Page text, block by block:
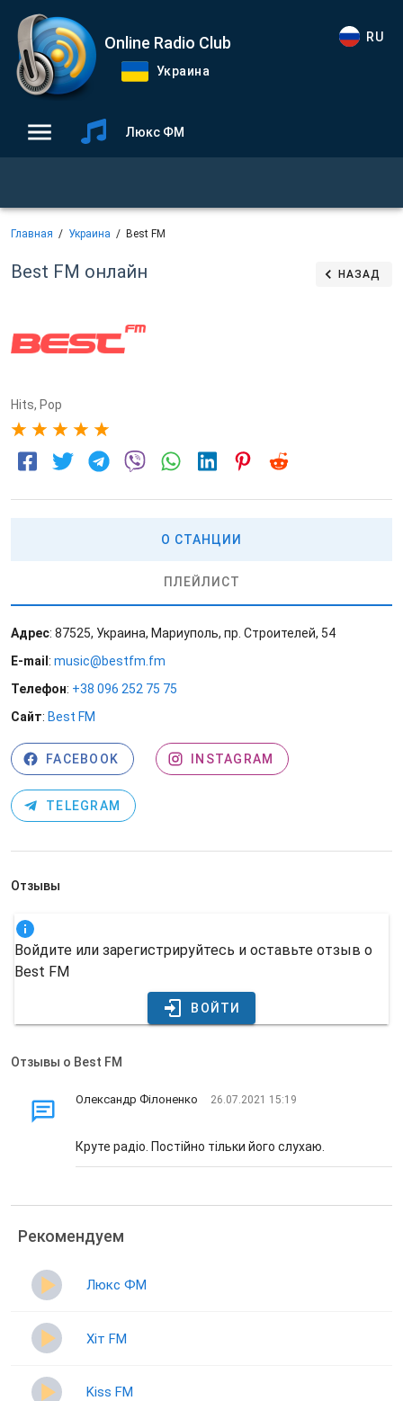
Online Radio Club
Украина
RU
Люкс ФМ
Главная Украина Best FM
Best FM онлайн НАЗАД
Hits, Pop
О СТАНЦИИ
ПЛЕЙЛИСТ
Адрес: 87525, Украина, Мариуполь, пр. Строителей, 54
E-mail : music@bestfm.fm
Телефон: +38 096 252 75 75
Сайт: Best FM
FACEBOOK INSTAGRAM
TELEGRAM
Отзывы
Войдите или зарегистрируйтесь и оставьте отзыв о
Best FM
ВОЙТИ
Отзывы о Best FM
Олександр Філоненко 26.07.2021 15:19
Круте радіо. Постійно тільки його слухаю.
Рекомендуем
Люкс ФМ
Хіт FM
Kiss FM